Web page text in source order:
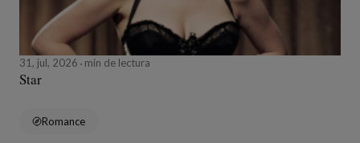
31, jul, 2026 min de lectura
Star
Romance